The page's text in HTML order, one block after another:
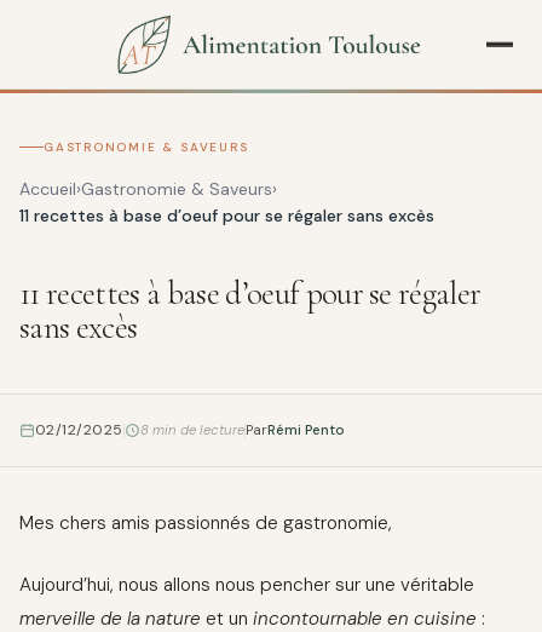
GASTRONOMIE & SAVEURS
Accueil Gastronomie & Saveurs
11 recettes à base d’oeuf pour se régaler sans excès
11 recettes à base d’oeuf pour se régaler
sans excès
02/12/2025 8 min de lectureParRémi Pento
Mes chers amis passionnés de gastronomie,
Aujourd’hui, nous allons nous pencher sur une véritable
merveille de la nature et un incontournable en cuisine :